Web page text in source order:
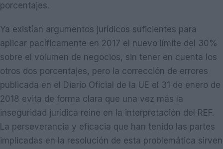
porcentajes.
Ya existían argumentos jurídicos suficientes para
aplicar pacíficamente en 2017 el nuevo límite del 30%
sobre el volumen de negocios, sin tener en cuenta los
otros dos porcentajes, pero la corrección de errores
publicada en el Diario Oficial de la UE el 31 de enero de
2018 evita de forma clara que una vez más la
inseguridad jurídica reine en la interpretación del REF.
La perseverancia y eficacia que han tenido las partes
implicadas en la resolución de esta problemática sirven